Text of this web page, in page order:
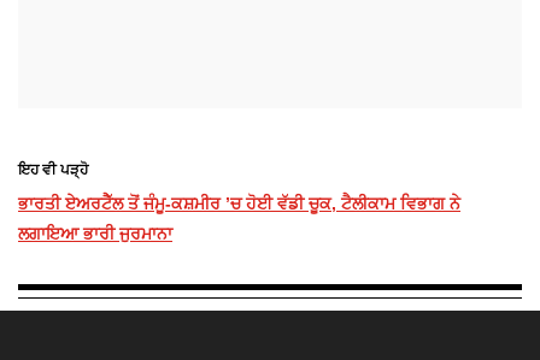
ਇਹ ਵੀ ਪੜ੍ਹੋ
ਭਾਰਤੀ ਏਅਰਟੈੱਲ ਤੋਂ ਜੰਮੂ-ਕਸ਼ਮੀਰ ’ਚ ਹੋਈ ਵੱਡੀ ਚੂਕ, ਟੈਲੀਕਾਮ ਵਿਭਾਗ ਨੇ
ਲਗਾਇਆ ਭਾਰੀ ਜੁਰਮਾਨਾ